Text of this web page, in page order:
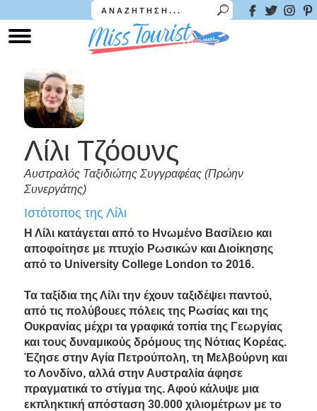
Λίλι Τζόουνς
Αυστραλός Ταξιδιώτης Συγγραφέας (Πρώην
Συνεργάτης)
Ιστότοπος της Λίλι
Η Λίλι κατάγεται από το Ηνωμένο Βασίλειο και
αποφοίτησε με πτυχίο Ρωσικών και Διοίκησης
από το University College London το 2016.
Τα ταξίδια της Λίλι την έχουν ταξιδέψει παντού,
από τις πολύβουες πόλεις της Ρωσίας και της
Ουκρανίας μέχρι τα γραφικά τοπία της Γεωργίας
και τους δυναμικούς δρόμους της Νότιας Κορέας.
Έζησε στην Αγία Πετρούπολη, τη Μελβούρνη και
το Λονδίνο, αλλά στην Αυστραλία άφησε
πραγματικά το στίγμα της. Αφού κάλυψε μια
εκπληκτική απόσταση 30.000 χιλιομέτρων με το